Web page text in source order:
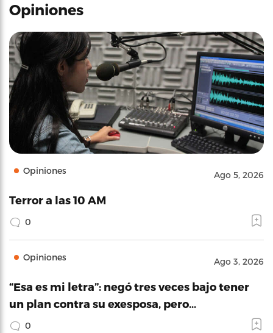
Opiniones
Opiniones Ago 5, 2026
Terror a las 10 AM
0
Opiniones Ago 3, 2026
“Esa es mi letra”: negó tres veces bajo tener
un plan contra su exesposa, pero…
0